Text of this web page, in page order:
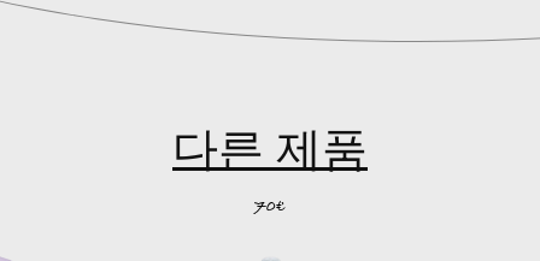
다른 제품
70€